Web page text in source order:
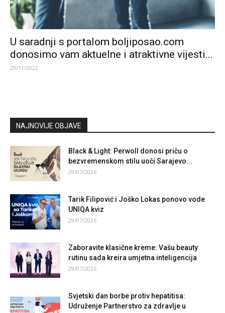
U saradnji s portalom boljiposao.com
donosimo vam aktuelne i atraktivne vijesti...
29/11/2022
NAJNOVIJE OBJAVE
Black & Light: Perwoll donosi priču o
bezvremenskom stilu uoči Sarajevo...
29/07/2026
Tarik Filipović i Joško Lokas ponovo vode
UNIQA kviz
29/07/2026
Zaboravite klasične kreme: Vašu beauty
rutinu sada kreira umjetna inteligencija
29/07/2026
Svjetski dan borbe protiv hepatitisa:
Udruženje Partnerstvo za zdravlje u